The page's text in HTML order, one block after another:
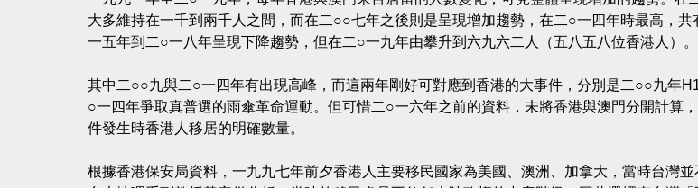
大多維持在一千到兩千人之間，而在二○○七年之後則是呈現增加趨勢，在二○一四年時最高，
一五年到二○一八年呈現下降趨勢，但在二○一九年由攀升到六九六二人（五八五八位香港人）。
其中二○○九與二○一四年有出現高峰，而這兩年剛好可對應到香港的大事件，分別是二○○九年
○一四年爭取真普選的雨傘革命運動。但可惜二○一六年之前的資料，未將香港與澳門分開計算
件發生時香港人移居的明確數量。
根據香港保安局資料，一九九七年前夕香港人主要移民國家為美國、澳洲、加拿大，當時台灣並